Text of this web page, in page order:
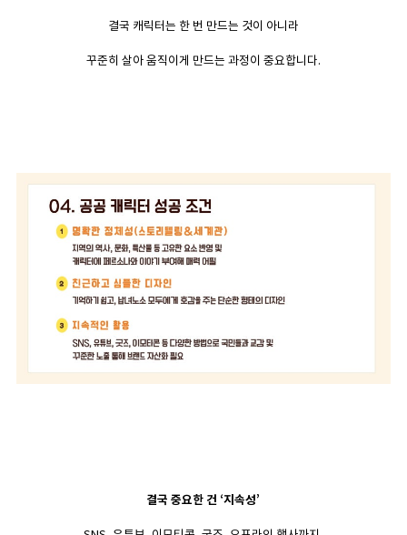
결국 캐릭터는 한 번 만드는 것이 아니라
꾸준히 살아 움직이게 만드는 과정이 중요합니다.
결국 중요한 건 ‘지속성’